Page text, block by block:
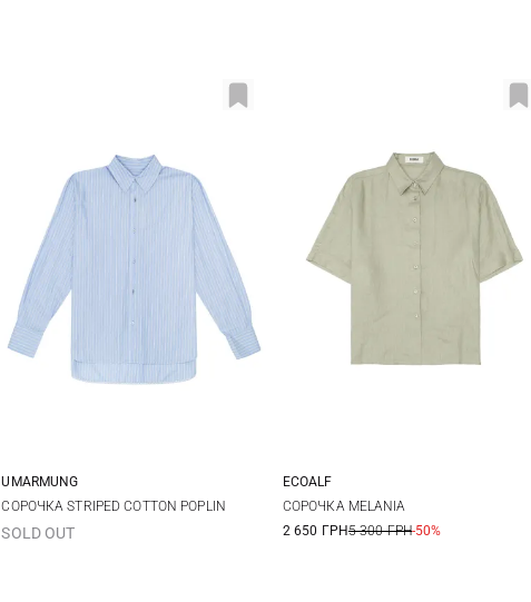
XS S M
UMARMUNG
СОРОЧКА STRIPED COTTON POPLIN
SOLD OUT
S M
ECOALF
СОРОЧКА MELANIA
2 650 ГРН5 300 ГРН-50%